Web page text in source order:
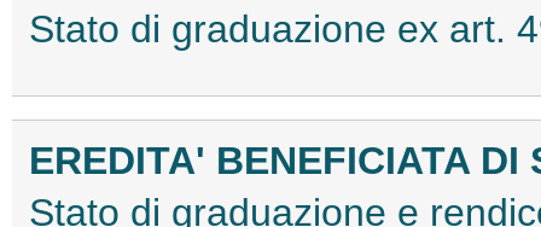
Stato di graduazione ex art.
EREDITA' BENEFICIATA DI
Stato di graduazione e